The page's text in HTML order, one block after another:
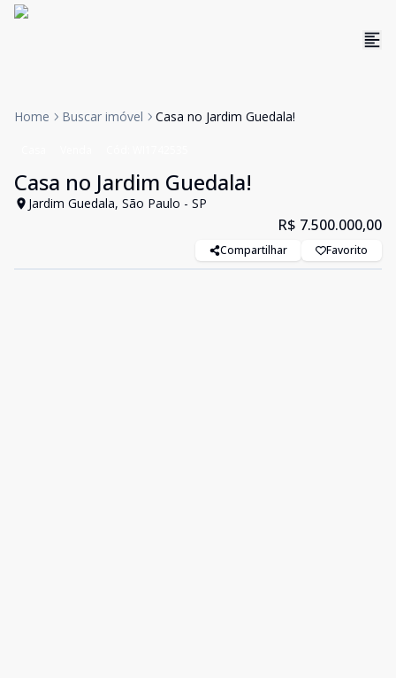
Home Buscar imóvel Casa no Jardim Guedala!
Casa no Jardim Guedala!
Jardim Guedala, São Paulo - SP
R$ 7.500.000,00
Compartilhar Favorito